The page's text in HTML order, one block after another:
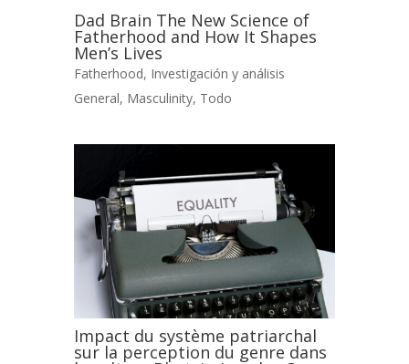
Dad Brain The New Science of
Fatherhood and How It Shapes
Men’s Lives
Fatherhood, Investigación y análisis
General, Masculinity, Todo
Impact du système patriarchal
sur la perception du genre dans